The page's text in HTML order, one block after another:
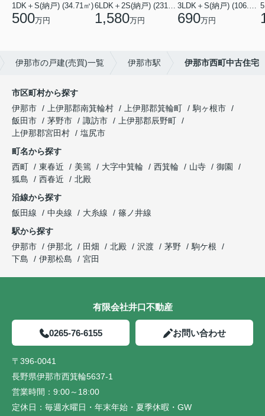
1DK＋S(納戸) (34.71㎡)
500万円
6LDK＋2S(納戸) (231.83㎡)
1,580万円
3LDK＋S(納戸) (106.50㎡)
690万円
伊那市の戸建(売買)一覧 伊那市駅 伊那市西町中古住宅
市区町村から探す
伊那市
上伊那郡南箕輪村 上伊那郡箕輪町
駒ヶ根市
飯田市
茅野市 諏訪市
上伊那郡辰野町
上伊那郡宮田村
塩尻市
町名から探す
西町
東春近 美篶 大字中箕輪 西箕輪 山寺
御園
狐島
西春近
北殿
沿線から探す
飯田線
中央線 大糸線
篠ノ井線
駅から探す
伊那市
伊那北 田畑 北殿 沢渡 茅野
駒ケ根
下島
伊那松島 宮田
有限会社井口不動産
0265-76-6155 お問い合わせ
〒396-0041
長野県伊那市西箕輪5637-1
営業時間： 9:00～18:00
定休日： 毎週水曜日・年末年始・夏季休暇・GW